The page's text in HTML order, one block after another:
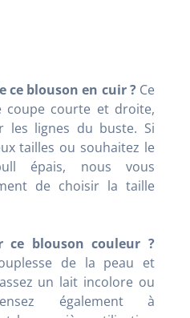
ce blouson en cuir ?Ce
coupe courte et droite,
les lignes du buste. Si
tailles ou souhaitez le
épais, nous vous
de choisir la taille
ce blouson couleur ?
de la peau et
un lait incolore ou
également à